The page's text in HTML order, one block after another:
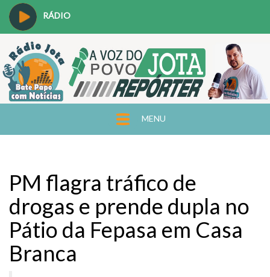
RÁDIO
MENU
PM flagra tráfico de
drogas e prende dupla no
Pátio da Fepasa em Casa
Branca